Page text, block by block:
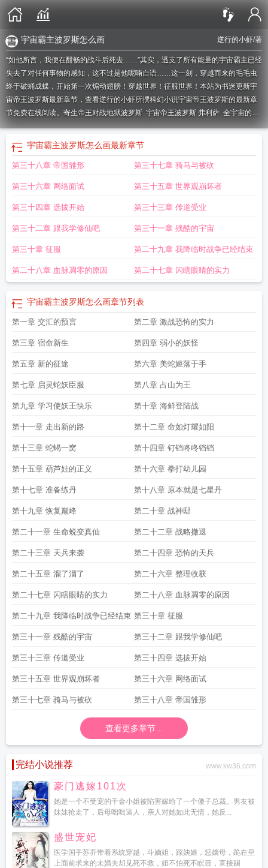
逆行的小虾/著
宇宙霸主波罗斯怎么画
“如他所言，我便在酣畅的战斗后死去……”其实，透支了所有能量的宇宙霸主已经
失去了对任何事物的感知，这不过是他呢喃自语……这一刻，穿越而来的毛毛虫
终于破蛹成蝶，开始第一次煽动翅膀！穿越世界！征服世界！本站为书迷更新宇
宙帝王波罗斯最新章节，查看逆行的小虾所撰科幻小说宇宙帝王波罗斯的最新章
节免费在线阅读。 寄生帝王对战地狱波罗斯 宇宙帝王波罗斯 弗利萨 全宇宙的霸
主波罗斯die宇宙狼Vs波罗斯陨石吗宇宙霸主波罗斯怎么画宇宙帝王波罗斯
奥特黑暗杀手打战 波罗斯是宇宙最强吗 波罗斯宇宙飞船
宙饿狼和波罗斯谁厉害
霸主波罗斯vs灭霸拒绝go 宇宙的霸主波罗斯宇宙霸主波罗斯波罗界帝
罗斯哪个厉害
宇宙霸主波罗斯头像 宇宙霸主波罗斯聊天群宇宙帝王波罗斯 逆
行的小虾波罗斯和宇宙饿狼谁厉害 波罗的帝国地狱波罗斯vs寄生帝王
贼团波罗斯宇宙帝王波罗斯之 宇宙帝王波罗斯飞卢宇宙霸主波罗斯实力
斯和地底王 宇宙饿狼大战波罗斯 宇宙之王波罗斯宇宙饿狼和波罗斯 宇宙帝王
波罗斯台词饿狼宇宙和波罗斯谁更强
宇宙霸主波罗斯怎么画最新章节
第三十八章 帝国雏形 第三十七章 骑马与被砍
第三十六章 网络面试 第三十五章 世界观崩坏者
第三十四章 选拔开始 第三十三章 传道受业
第三十二章 跟我学修仙吧 第三十一章 残酷的宇宙
第三十章 征服 第二十九章 我降临时战争已经结束
第二十八章 血脉凋零的原因 第二十七章 闪瞎眼睛的实力
宇宙霸主波罗斯怎么画章节列表
第一章 交汇的预言 第二章 激战恐怖的实力
第三章 宿命新生 第四章 弱小的妖怪
第五章 新的征途 第六章 美蛇姬落于手
第七章 启灵蛇妖臣服 第八章 占山为王
第九章 学习使妖王快乐 第十章 海鲜登陆战
第十一章 走出新的路 第十二章 命如灯耀如阳
第十三章 蛇蝎一窝 第十四章 钉铛咚咚铛铛
第十五章 葫芦娃的正义 第十六章 拳打幼儿园
第十七章 准备练丹 第十八章 原本就是七星丹
第十九章 恢复巅峰 第二十章 战神邸
第二十一章 生命蜕变真仙 第二十二章 战略撤退
第二十三章 天兵来袭 第二十四章 恐怖的天兵
第二十五章 溜了溜了 第二十六章 整理收获
第二十七章 闪瞎眼睛的实力 第二十八章 血脉凋零的原因
第二十九章 我降临时战争已经结束 第三十章 征服
第三十一章 残酷的宇宙 第三十二章 跟我学修仙吧
第三十三章 传道受业 第三十四章 选拔开始
第三十五章 世界观崩坏者 第三十六章 网络面试
第三十七章 骑马与被砍 第三十八章 帝国雏形
查看更多章节...
完结小说推荐 www.kw36.com
豪门逃嫁101次
她是一个不受宠的千金小姐被陷害嫁给了一个傻子总裁。男友被
妹妹抢走了，后母咄咄逼人，亲人对她如此无情，她反...
盛世宠妃
医学国手苏乔带着系统穿越，斗嫡姐，踩姨娘，惩嫡母，跪在皇
上面前求来的未婚夫却见死不救，姐不怕死不瞑目，直接踢